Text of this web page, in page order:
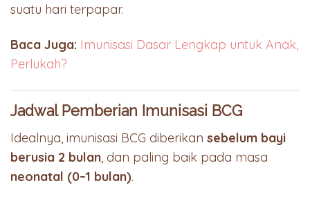
suatu hari terpapar.
Baca Juga: Imunisasi Dasar Lengkap untuk Anak,
Perlukah?
Jadwal Pemberian Imunisasi BCG
Idealnya, imunisasi BCG diberikan sebelum bayi
berusia 2 bulan, dan paling baik pada masa
neonatal (0–1 bulan).